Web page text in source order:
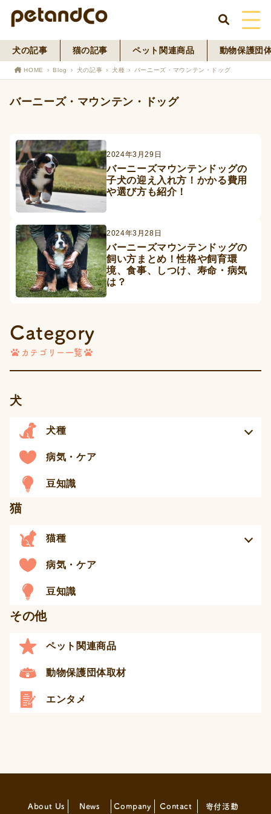
HOME
About Us
Blog
ペットフード事業
犬の記事 猫の記事 ペット関連商品 動物保護団
HOME Blog 犬の記事 犬種 バーニーズ・マウンテン・ドッグ
バーニーズ・マウンテン・ドッグ
2024年3月29日
バーニーズマウンテンドッグの
子犬の迎え入れ方！かかる費用
や選び方も紹介！
2024年3月28日
バーニーズマウンテンドッグの
飼い方まとめ！性格や飼育環
境、食事、しつけ、寿命・病気
は？
Category
カテゴリー一覧
犬
犬種
病気・ケア
豆知識
猫
猫種
病気・ケア
豆知識
その他
ペット関連商品
動物保護団体取材
エンタメ
About Us News Company Contact 寄付活動